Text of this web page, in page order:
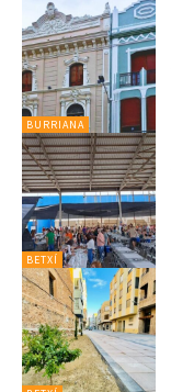
BURRIANA
BETXÍ